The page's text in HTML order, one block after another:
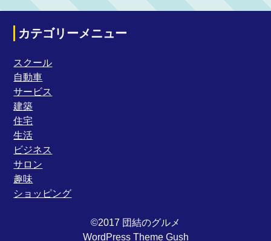
カテゴリーメニュー
スクール
自動車
サービス
建築
住宅
生活
ビジネス
サロン
趣味
ショッピング
©2017 団結のグルメ
WordPress Theme Gush